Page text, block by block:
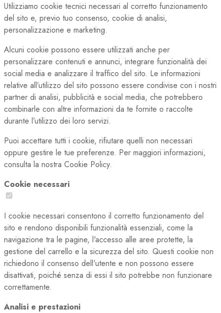
Utilizziamo cookie tecnici necessari al corretto funzionamento
del sito e, previo tuo consenso, cookie di analisi,
personalizzazione e marketing.
Alcuni cookie possono essere utilizzati anche per
personalizzare contenuti e annunci, integrare funzionalità dei
social media e analizzare il traffico del sito. Le informazioni
relative all’utilizzo del sito possono essere condivise con i nostri
partner di analisi, pubblicità e social media, che potrebbero
combinarle con altre informazioni da te fornite o raccolte
durante l’utilizzo dei loro servizi.
Puoi accettare tutti i cookie, rifiutare quelli non necessari
oppure gestire le tue preferenze. Per maggiori informazioni,
consulta la nostra Cookie Policy.
Cookie necessari
I cookie necessari consentono il corretto funzionamento del
sito e rendono disponibili funzionalità essenziali, come la
navigazione tra le pagine, l'accesso alle aree protette, la
gestione del carrello e la sicurezza del sito. Questi cookie non
richiedono il consenso dell'utente e non possono essere
disattivati, poiché senza di essi il sito potrebbe non funzionare
correttamente.
Analisi e prestazioni